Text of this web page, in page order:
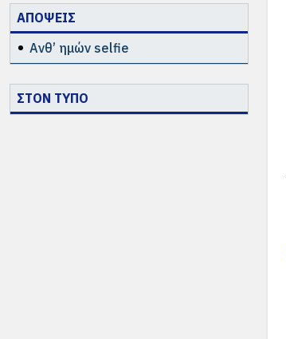
ΑΠΟΨΕΙΣ
Ανθ’ ημών selfie
ΣΤΟΝ ΤΥΠΟ